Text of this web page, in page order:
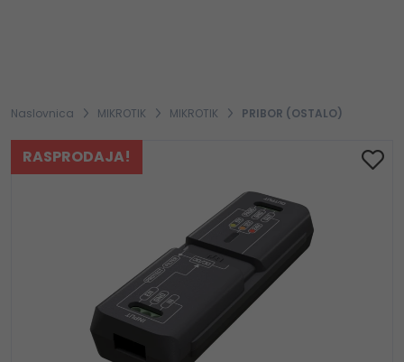
Naslovnica MIKROTIK MIKROTIK PRIBOR (OSTALO)
RASPRODAJA!